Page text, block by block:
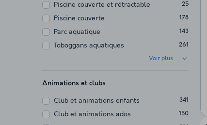
Piscine couverte et rétractable 25
Piscine couverte 178
Parc aquatique 143
Toboggans aquatiques 261
Voir plus
Animations et clubs
Club et animations enfants 341
Club et animations ados 150